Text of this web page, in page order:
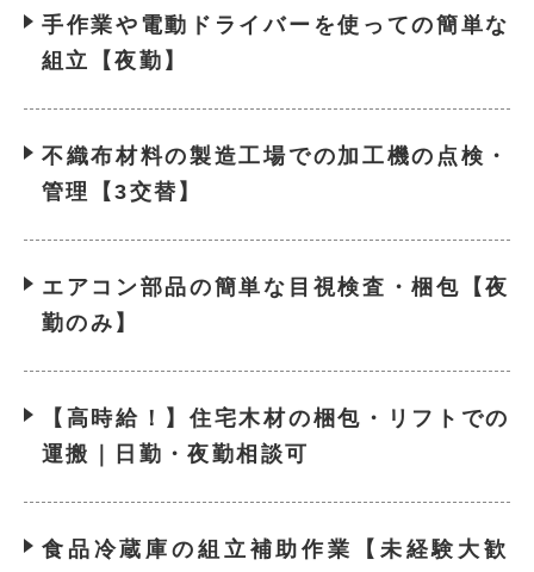
手作業や電動ドライバーを使っての簡単な
組立【夜勤】
不織布材料の製造工場での加工機の点検・
管理【3交替】
エアコン部品の簡単な目視検査・梱包【夜
勤のみ】
【高時給！】住宅木材の梱包・リフトでの
運搬｜日勤・夜勤相談可
食品冷蔵庫の組立補助作業【未経験大歓